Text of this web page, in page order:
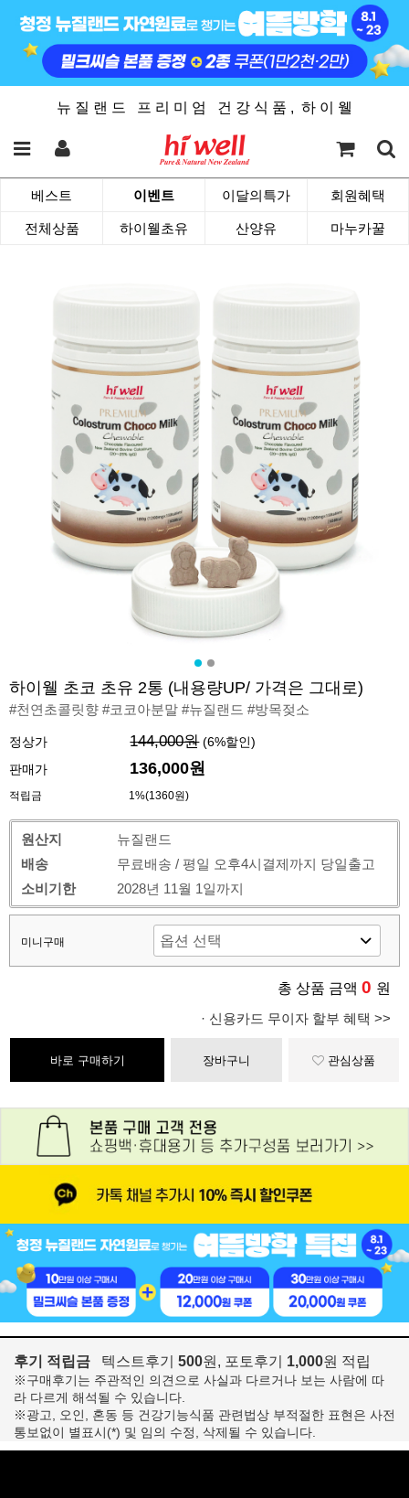
뉴 질 랜 드 프 리 미 엄 건 강 식 품 , 하 이 웰
베스트 이벤트 이달의특가 회원혜택
전체상품 하이웰초유 산양유 마누카꿀
하이웰 초코 초유 2통 (내용량UP/ 가격은 그대로)
#천연초콜릿향 #코코아분말 #뉴질랜드 #방목젖소
정상가 144,000원 (6%할인)
판매가
136,000원
적립금 1%(1360원)
원산지
뉴질랜드
배송
무료배송 / 평일 오후4시결제까지 당일출고
소비기한
2028년 11월 1일까지
미니구매
총 상품 금액 0 원
· 신용카드 무이자 할부 혜택 >>
바로 구매하기 장바구니 관심상품
후기 적립금 텍스트후기 500원, 포토후기 1,000원 적립
※구매후기는 주관적인 의견으로 사실과 다르거나 보는 사람에 따
라 다르게 해석될 수 있습니다.
※광고, 오인, 혼동 등 건강기능식품 관련법상 부적절한 표현은 사전
통보없이 별표시(*) 및 임의 수정, 삭제될 수 있습니다.